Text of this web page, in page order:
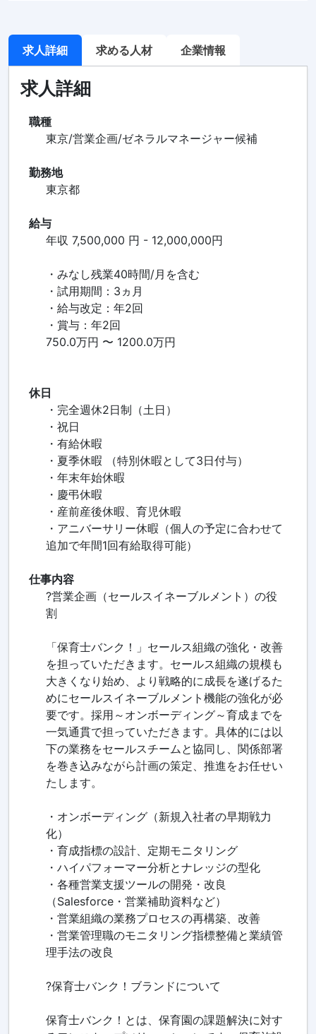
求人詳細 求める人材 企業情報
求人詳細
職種
東京/営業企画/ゼネラルマネージャー候補
勤務地
東京都
給与
年収 7,500,000 円 - 12,000,000円
・みなし残業40時間/月を含む
・試用期間：3ヵ月
・給与改定：年2回
・賞与：年2回
750.0万円 〜 1200.0万円
休日
・完全週休2日制（土日）
・祝日
・有給休暇
・夏季休暇 （特別休暇として3日付与）
・年末年始休暇
・慶弔休暇
・産前産後休暇、育児休暇
・アニバーサリー休暇（個人の予定に合わせて
追加で年間1回有給取得可能）
仕事内容
?営業企画（セールスイネーブルメント）の役
割
「保育士バンク！」セールス組織の強化・改善
を担っていただきます。セールス組織の規模も
大きくなり始め、より戦略的に成長を遂げるた
めにセールスイネーブルメント機能の強化が必
要です。採用～オンボーディング～育成までを
一気通貫で担っていただきます。具体的には以
下の業務をセールスチームと協同し、関係部署
を巻き込みながら計画の策定、推進をお任せい
たします。
・オンボーディング（新規入社者の早期戦力
化）
・育成指標の設計、定期モニタリング
・ハイパフォーマー分析とナレッジの型化
・各種営業支援ツールの開発・改良
（Salesforce・営業補助資料など）
・営業組織の業務プロセスの再構築、改善
・営業管理職のモニタリング指標整備と業績管
理手法の改良
?保育士バンク！ブランドについて
保育士バンク！とは、保育園の課題解決に対す